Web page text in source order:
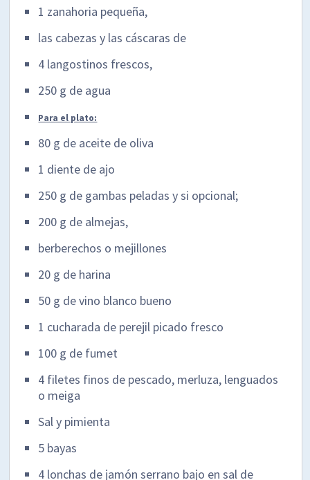
1 zanahoria pequeña,
las cabezas y las cáscaras de
4 langostinos frescos,
250 g de agua
Para el plato:
80 g de aceite de oliva
1 diente de ajo
250 g de gambas peladas y si opcional;
200 g de almejas,
berberechos o mejillones
20 g de harina
50 g de vino blanco bueno
1 cucharada de perejil picado fresco
100 g de fumet
4 filetes finos de pescado, merluza, lenguados
o meiga
Sal y pimienta
5 bayas
4 lonchas de jamón serrano bajo en sal de